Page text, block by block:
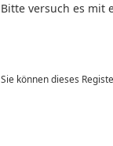
Bitte versuch es mit
Sie können dieses